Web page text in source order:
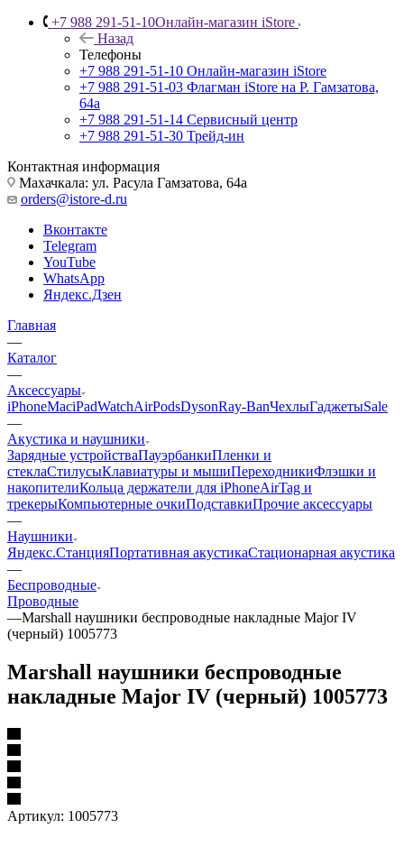
+7 988 291-51-10Онлайн-магазин iStore
Назад
Телефоны
+7 988 291-51-10 Онлайн-магазин iStore
+7 988 291-51-03 Флагман iStore на Р. Гамзатова,
64а
+7 988 291-51-14 Сервисный центр
+7 988 291-51-30 Трейд-ин
Контактная информация
Махачкала: ул. Расула Гамзатова, 64а
orders@istore-d.ru
Вконтакте
Telegram
YouTube
WhatsApp
Яндекс.Дзен
Главная
—
Каталог
—
Аксессуары
iPhoneMaciPadWatchAirPodsDysonRay-BanЧехлыГаджетыSale
—
Акустика и наушники
Зарядные устройстваПауэрбанкиПленки и
стеклаСтилусыКлавиатуры и мышиПереходникиФлэшки и
накопителиКольца держатели для iPhoneAirTag и
трекерыКомпьютерные очкиПодставкиПрочие аксессуары
—
Наушники
Яндекс.СтанцияПортативная акустикаСтационарная акустика
—
Беспроводные
Проводные
—Marshall наушники беспроводные накладные Major IV
(черный) 1005773
Marshall наушники беспроводные
накладные Major IV (черный) 1005773
Артикул: 1005773